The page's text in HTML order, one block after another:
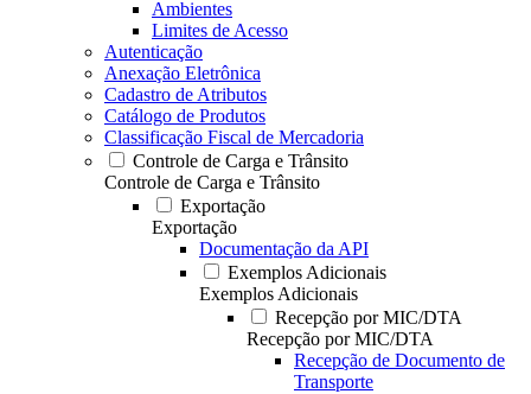
Ambientes
Limites de Acesso
Autenticação
Anexação Eletrônica
Cadastro de Atributos
Catálogo de Produtos
Classificação Fiscal de Mercadoria
Controle de Carga e Trânsito
Controle de Carga e Trânsito
Exportação
Exportação
Documentação da API
Exemplos Adicionais
Exemplos Adicionais
Recepção por MIC/DTA
Recepção por MIC/DTA
Recepção de Documento de
Transporte